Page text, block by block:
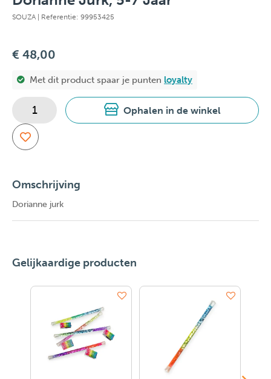
SOUZA | Referentie: 99953425
€ 48,00
Met dit product spaar je punten loyalty
Ophalen in de winkel
Omschrijving
Dorianne jurk
Gelijkaardige producten